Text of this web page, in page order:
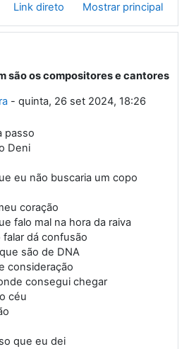
Link direto
Mostrar principal
post
são os compositores e cantores
- quinta, 26 set 2024, 18:26
passo
Deni
eu não buscaria um copo
coração
falo mal na hora da raiva
dá confusão
são de DNA
consideração
consegui chegar
céu
que eu dei